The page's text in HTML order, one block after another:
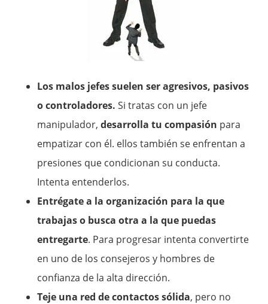
Los malos jefes suelen ser agresivos, pasivos
o controladores. Si tratas con un jefe
manipulador,desarrolla tu compasión para
empatizar con él. ellos también se enfrentan a
presiones que condicionan su conducta.
Intenta entenderlos.
Entrégate a la organización para la que
trabajas o busca otra a la que puedas
entregarte. Para progresar intenta convertirte
en uno de los consejeros y hombres de
confianza de la alta dirección.
Teje una red de contactos sólida, pero no